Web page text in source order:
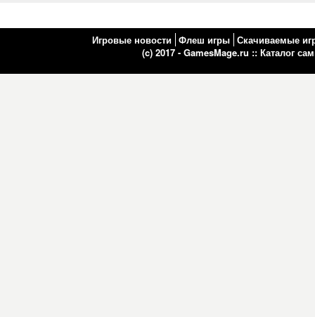
Игровые новости Флеш игры Скачиваемые
(c) 2017 - GamesMage.ru :: Каталог